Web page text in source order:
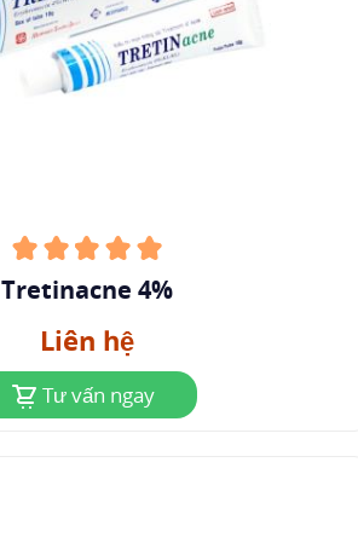
Tretinacne 4%
Liên hệ
Tư vấn ngay